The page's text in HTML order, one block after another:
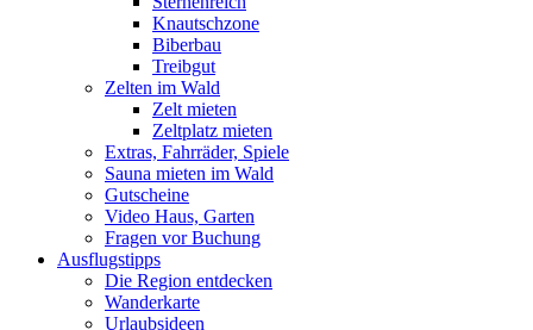
Knautschzone
Biberbau
Treibgut
Zelten im Wald
Zelt mieten
Zeltplatz mieten
Extras, Fahrräder, Spiele
Sauna mieten im Wald
Gutscheine
Video Haus, Garten
Fragen vor Buchung
Ausflugstipps
Die Region entdecken
Wanderkarte
Urlaubsideen